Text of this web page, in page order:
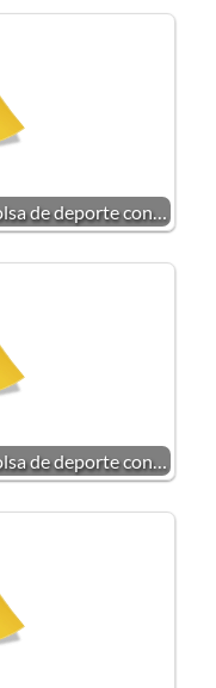
de deporte con…
de deporte con…